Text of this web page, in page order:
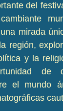
del
mirada
región,
y la
de
el mundo